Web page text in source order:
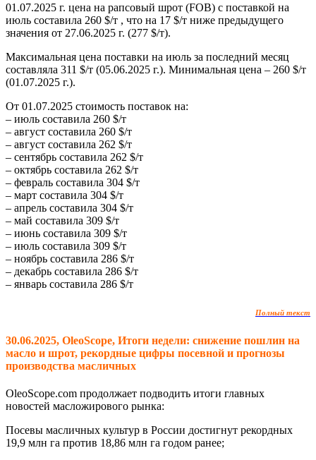
01.07.2025 г. цена на рапсовый шрот (FOB) с поставкой на
июль составила 260 $/т , что на 17 $/т ниже предыдущего
значения от 27.06.2025 г. (277 $/т).
Максимальная цена поставки на июль за последний месяц
составляла 311 $/т (05.06.2025 г.). Минимальная цена – 260 $/т
(01.07.2025 г.).
От 01.07.2025 стоимость поставок на:
– июль составила 260 $/т
– август составила 260 $/т
– август составила 262 $/т
– сентябрь составила 262 $/т
– октябрь составила 262 $/т
– февраль составила 304 $/т
– март составила 304 $/т
– апрель составила 304 $/т
– май составила 309 $/т
– июнь составила 309 $/т
– июль составила 309 $/т
– ноябрь составила 286 $/т
– декабрь составила 286 $/т
– январь составила 286 $/т
Полный текст
30.06.2025, OleoScope, Итоги недели: снижение пошлин на
масло и шрот, рекордные цифры посевной и прогнозы
производства масличных
OleoScope.com продолжает подводить итоги главных
новостей масложирового рынка:
Посевы масличных культур в России достигнут рекордных
19,9 млн га против 18,86 млн га годом ранее;